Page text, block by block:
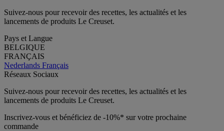
Suivez-nous pour recevoir des recettes, les actualités et les
lancements de produits Le Creuset.
Pays et Langue
BELGIQUE
FRANÇAIS
Nederlands Français
Réseaux Sociaux
Suivez-nous pour recevoir des recettes, les actualités et les
lancements de produits Le Creuset.
Inscrivez-vous et bénéficiez de -10%* sur votre prochaine
commande